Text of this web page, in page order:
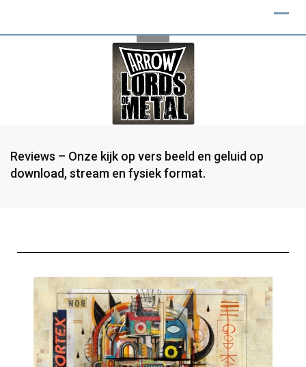
Reviews – Onze kijk op vers beeld en geluid op
download, stream en fysiek format.